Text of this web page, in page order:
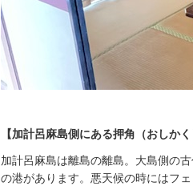
【加計呂麻島側にある押角（おしか
加計呂麻島は離島の離島。大島側の
の港があります。悪天候の時にはフ